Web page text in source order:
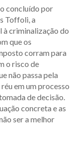
concluído por
Toffoli, a
criminalização do
que os
corram para
o risco de
não passa pela
em um processo
de decisão.
concreta e as
ser a melhor